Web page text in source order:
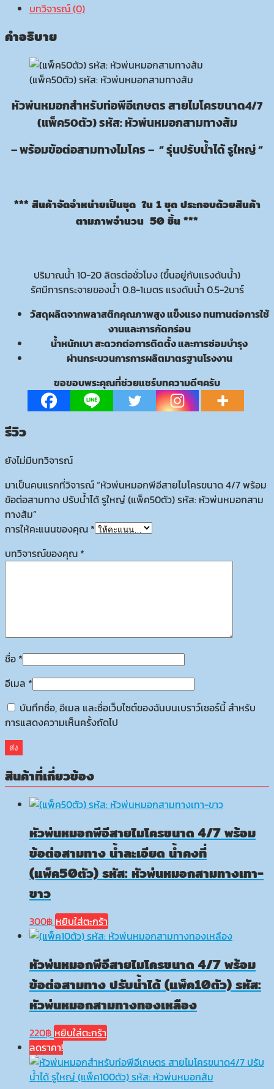
ไมโคร
ข้อ
ต่อ
ทาง
ปรับ
ทาง
บทวิจารณ์ (0)
คำอธิบาย
(แพ็ค50ตัว) รหัส: หัวพ่นหมอกสามทางส้ม
หัวพ่นหมอกสำหรับท่อพีอีเกษตรสายไมโครขนาด4/7
(แพ็ค50ตัว) รหัส: หัวพ่นหมอกสามทางส้ม
– พร้อมข้อต่อสามทางไมโคร – ” รุ่นปรับน้ำได้ รูใหญ่ ”
*** สินค้าจัดจำหน่ายเป็นชุด ใน 1 ชุด ประกอบด้วยสินค้า
ตามภาพจำนวน 50 ชิ้น ***
ปริมาณน้ำ 10-20 ลิตรต่อชั่วโมง (ขึ้นอยู่กับแรงดันน้ำ)
รัศมีการกระจายของน้ำ 0.8-1เมตร แรงดันน้ำ 0.5-2บาร์
วัสดุผลิตจากพลาสติกคุณภาพสูง แข็งแรง ทนทานต่อการใช้
งานและการกัดกร่อน
น้ำหนักเบา สะดวกต่อการติดตั้ง และการซ่อมบำรุง
ผ่านกระบวนการการผลิตมาตรฐานโรงงาน
ขอขอบพระคุณที่ช่วยแชร์บทความดีๆครับ
รีวิว
ยังไม่มีบทวิจารณ์
มาเป็นคนแรกที่วิจารณ์ “หัวพ่นหมอกพีอีสายไมโครขนาด 4/7 พร้อม
ข้อต่อสามทาง ปรับน้ำได้ รูใหญ่ (แพ็ค50ตัว) รหัส: หัวพ่นหมอกสาม
ทางส้ม”
การให้คะแนนของคุณ *
บทวิจารณ์ของคุณ *
ชื่อ *
อีเมล *
บันทึกชื่อ, อีเมล และชื่อเว็บไซต์ของฉันบนเบราว์เซอร์นี้ สำหรับ
การแสดงความเห็นครั้งถัดไป
สินค้าที่เกี่ยวข้อง
หัวพ่นหมอกพีอีสายไมโครขนาด 4/7 พร้อม
ข้อต่อสามทาง น้ำละเอียด น้ำคงที่
(แพ็ค50ตัว) รหัส: หัวพ่นหมอกสามทางเทา-
ขาว
300฿ หยิบใส่ตะกร้า
หัวพ่นหมอกพีอีสายไมโครขนาด 4/7 พร้อม
ข้อต่อสามทาง ปรับน้ำได้ (แพ็ค10ตัว) รหัส:
หัวพ่นหมอกสามทางทองเหลือง
220฿ หยิบใส่ตะกร้า
ลดราคา!